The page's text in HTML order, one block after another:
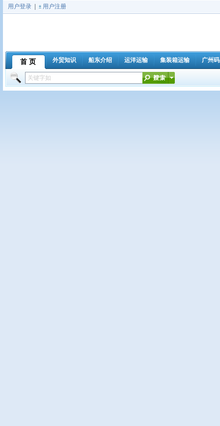
用户登录 用户注册
首 页 外贸知识 船东介绍 运洋运输 集装箱运输 广州